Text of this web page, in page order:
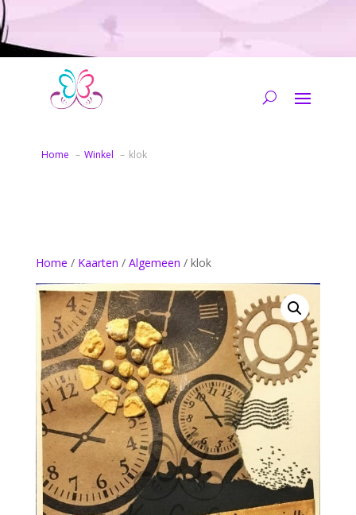
Home Winkel klok
Home / Kaarten / Algemeen / klok